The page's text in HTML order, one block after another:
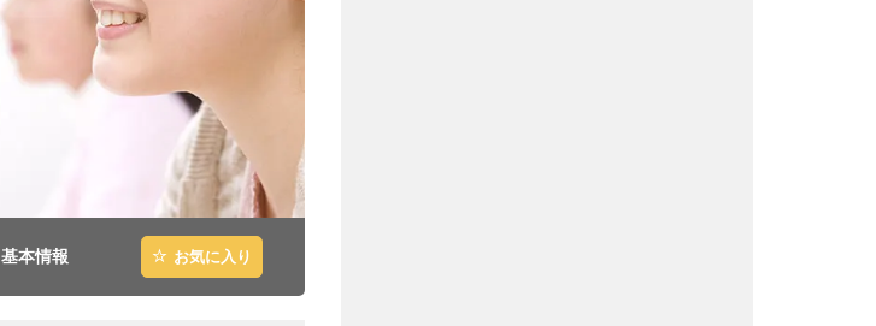
基本情報 お気に入り